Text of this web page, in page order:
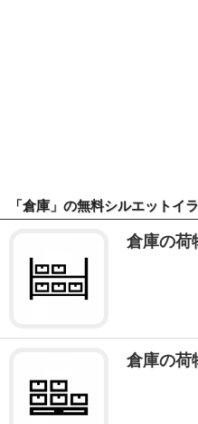
「倉庫」の無料シルエットイ
倉庫の荷
倉庫の荷